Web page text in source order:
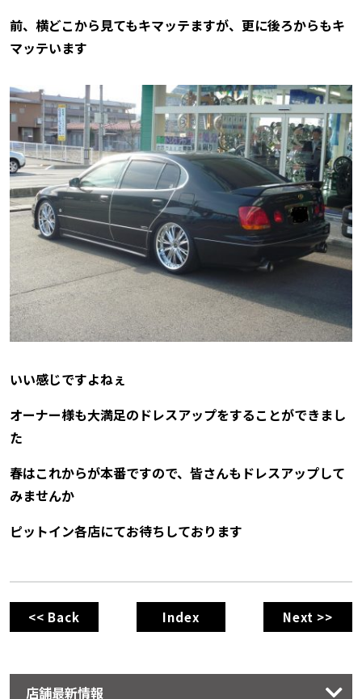
前、横どこから見てもキマッテますが、更に後ろからもキ
マッテいます
いい感じですよねぇ
オーナー様も大満足のドレスアップをすることができまし
た
春はこれからが本番ですので、皆さんもドレスアップして
みませんか
ピットイン各店にてお待ちしております
<< Back Index Next >>
店舗最新情報